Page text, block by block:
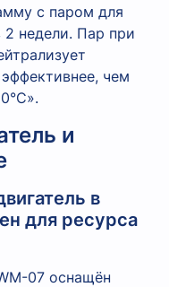
с паром для
2 недели. Пар при
чем
и
в
для ресурса
07 оснащён